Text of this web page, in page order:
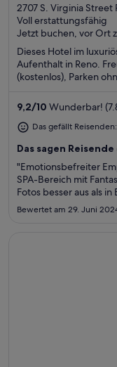
out
of
5
2707 S. Virginia Street
Voll erstattungsfähig
Jetzt buchen, vor Ort
Dieses Hotel im
Aufenthalt in Reno.
(kostenlos), Parken
Bewertungen. Einige
Peppermill und
9,2/10 Wunderbar!
Das gefällt
Das sagen Reisende
"Emotionsbefreiter
SPA-Bereich mit
Fotos besser aus als
unspektakulär. Der
Bewertet am 29. Juni